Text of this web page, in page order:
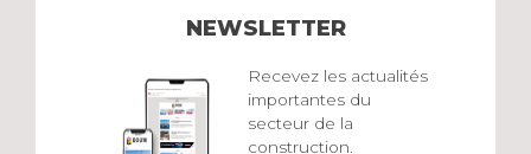
NEWSLETTER
Recevez les actualités
importantes du
secteur de la
construction.